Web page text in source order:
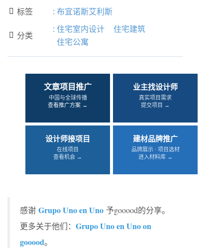
 标签 : 布宜诺斯艾利斯
 分类
: 住宅室内设计
住宅建筑
住宅公寓
文章项目推广
中国与全球传播
查看推广方案 →
业主找设计师
真实项目需求
提交项目 →
设计师接项目
在线项目
查看机会 →
建材品牌推广
品牌展示 · 项目选材
进入材料库 →
感谢 Grupo Uno en Uno 予gooood的分享。
更多关于他们： Grupo Uno en Uno on
gooood。